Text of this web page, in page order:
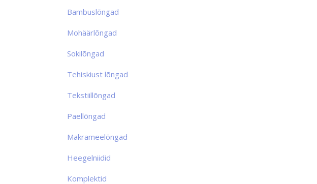
Bambuslõngad
Mohäärlõngad
Sokilõngad
Tehiskiust lõngad
Tekstiillõngad
Paellõngad
Makrameelõngad
Heegelniidid
Komplektid